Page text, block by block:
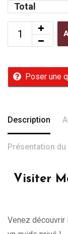
Total
Poser une
Description
Présentation
Visiter
Venez découvrir